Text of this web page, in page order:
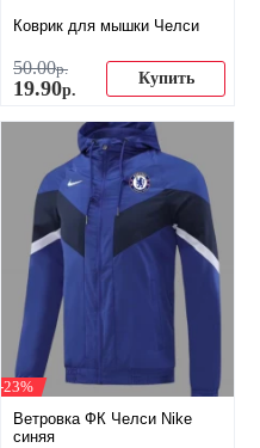
Коврик для мышки Челси
50.00р.
19.90р.
Купить
-23%
Ветровка ФК Челси Nike
синяя